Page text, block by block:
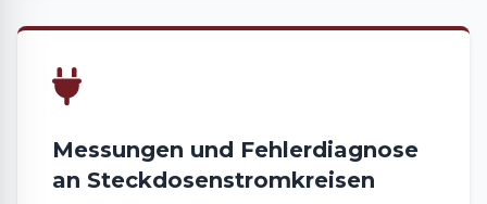
Messungen und Fehlerdiagnose
an Steckdosenstromkreisen